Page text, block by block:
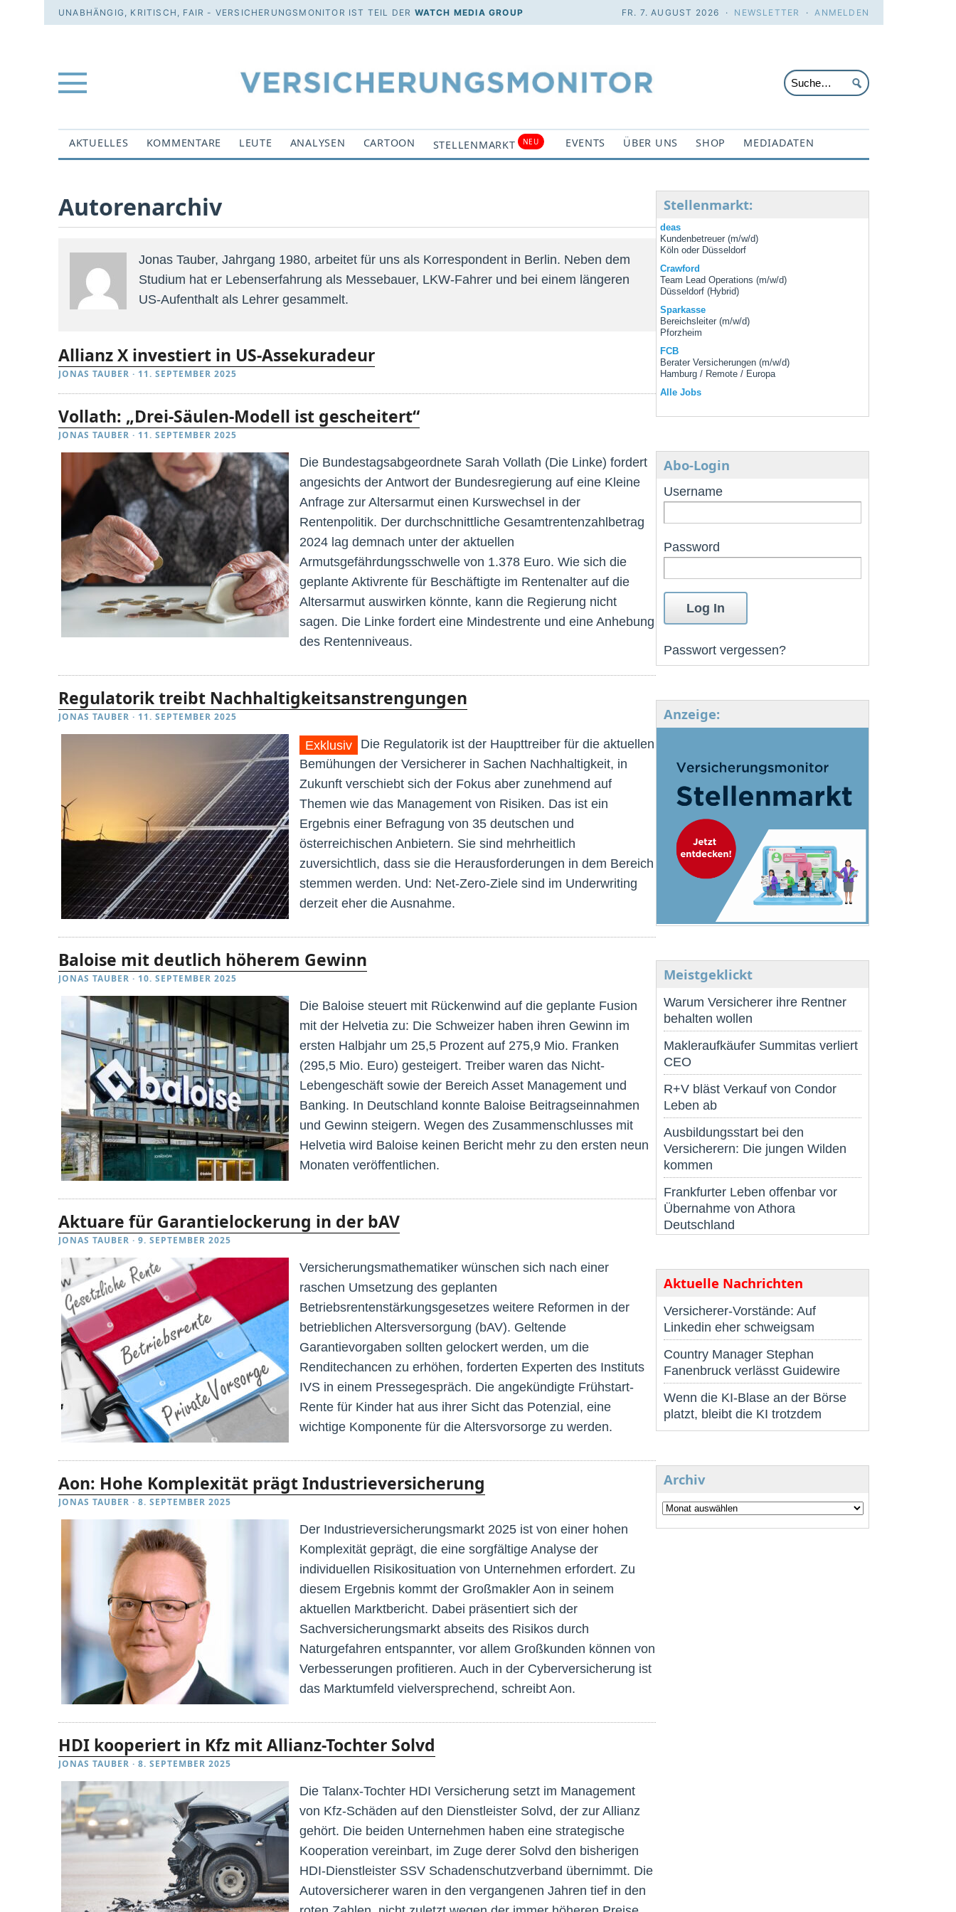
UNABHÄNGIG, KRITISCH, FAIR - VERSICHERUNGSMONITOR IST TEIL DER WATCH MEDIA GROUP FR. 7. AUGUST 2026 · NEWSLETTER ·ANMELDEN
AKTUELLES KOMMENTARE LEUTE ANALYSEN CARTOON STELLENMARKT NEU EVENTS ÜBER UNS SHOP MEDIADATEN
Autorenarchiv
Jonas Tauber, Jahrgang 1980, arbeitet für uns als Korrespondent in Berlin. Neben dem
Studium hat er Lebenserfahrung als Messebauer, LKW-Fahrer und bei einem längeren
US-Aufenthalt als Lehrer gesammelt.
Allianz X investiert in US-Assekuradeur
JONAS TAUBER · 11. SEPTEMBER 2025
Vollath: „Drei-Säulen-Modell ist gescheitert“
JONAS TAUBER · 11. SEPTEMBER 2025
Die Bundestagsabgeordnete Sarah Vollath (Die Linke) fordert
angesichts der Antwort der Bundesregierung auf eine Kleine
Anfrage zur Altersarmut einen Kurswechsel in der
Rentenpolitik. Der durchschnittliche Gesamtrentenzahlbetrag
2024 lag demnach unter der aktuellen
Armutsgefährdungsschwelle von 1.378 Euro. Wie sich die
geplante Aktivrente für Beschäftigte im Rentenalter auf die
Altersarmut auswirken könnte, kann die Regierung nicht
sagen. Die Linke fordert eine Mindestrente und eine Anhebung
des Rentenniveaus.
Regulatorik treibt Nachhaltigkeitsanstrengungen
JONAS TAUBER · 11. SEPTEMBER 2025
Exklusiv
Die Regulatorik ist der Haupttreiber für die aktuellen
Bemühungen der Versicherer in Sachen Nachhaltigkeit, in
Zukunft verschiebt sich der Fokus aber zunehmend auf
Themen wie das Management von Risiken. Das ist ein
Ergebnis einer Befragung von 35 deutschen und
österreichischen Anbietern. Sie sind mehrheitlich
zuversichtlich, dass sie die Herausforderungen in dem Bereich
stemmen werden. Und: Net-Zero-Ziele sind im Underwriting
derzeit eher die Ausnahme.
Baloise mit deutlich höherem Gewinn
JONAS TAUBER · 10. SEPTEMBER 2025
Die Baloise steuert mit Rückenwind auf die geplante Fusion
mit der Helvetia zu: Die Schweizer haben ihren Gewinn im
ersten Halbjahr um 25,5 Prozent auf 275,9 Mio. Franken
(295,5 Mio. Euro) gesteigert. Treiber waren das Nicht-
Lebengeschäft sowie der Bereich Asset Management und
Banking. In Deutschland konnte Baloise Beitragseinnahmen
und Gewinn steigern. Wegen des Zusammenschlusses mit
Helvetia wird Baloise keinen Bericht mehr zu den ersten neun
Monaten veröffentlichen.
Aktuare für Garantielockerung in der bAV
JONAS TAUBER · 9. SEPTEMBER 2025
Versicherungsmathematiker wünschen sich nach einer
raschen Umsetzung des geplanten
Betriebsrentenstärkungsgesetzes weitere Reformen in der
betrieblichen Altersversorgung (bAV). Geltende
Garantievorgaben sollten gelockert werden, um die
Renditechancen zu erhöhen, forderten Experten des Instituts
IVS in einem Pressegespräch. Die angekündigte Frühstart-
Rente für Kinder hat aus ihrer Sicht das Potenzial, eine
wichtige Komponente für die Altersvorsorge zu werden.
Aon: Hohe Komplexität prägt Industrieversicherung
JONAS TAUBER · 8. SEPTEMBER 2025
Der Industrieversicherungsmarkt 2025 ist von einer hohen
Komplexität geprägt, die eine sorgfältige Analyse der
individuellen Risikosituation von Unternehmen erfordert. Zu
diesem Ergebnis kommt der Großmakler Aon in seinem
aktuellen Marktbericht. Dabei präsentiert sich der
Sachversicherungsmarkt abseits des Risikos durch
Naturgefahren entspannter, vor allem Großkunden können von
Verbesserungen profitieren. Auch in der Cyberversicherung ist
das Marktumfeld vielversprechend, schreibt Aon.
HDI kooperiert in Kfz mit Allianz-Tochter Solvd
JONAS TAUBER · 8. SEPTEMBER 2025
Die Talanx-Tochter HDI Versicherung setzt im Management
von Kfz-Schäden auf den Dienstleister Solvd, der zur Allianz
gehört. Die beiden Unternehmen haben eine strategische
Kooperation vereinbart, im Zuge derer Solvd den bisherigen
HDI-Dienstleister SSV Schadenschutzverband übernimmt. Die
Autoversicherer waren in den vergangenen Jahren tief in den
Stellenmarkt:
deas
Kundenbetreuer (m/w/d)
Köln oder Düsseldorf
Crawford
Team Lead Operations (m/w/d)
Düsseldorf (Hybrid)
Sparkasse
Bereichsleiter (m/w/d)
Pforzheim
FCB
Berater Versicherungen (m/w/d)
Hamburg / Remote / Europa
Alle Jobs
Abo-Login
Username
Password
Passwort vergessen?
Anzeige:
Meistgeklickt
Warum Versicherer ihre Rentner
behalten wollen
Makleraufkäufer Summitas verliert
CEO
R+V bläst Verkauf von Condor
Leben ab
Ausbildungsstart bei den
Versicherern: Die jungen Wilden
kommen
Frankfurter Leben offenbar vor
Übernahme von Athora
Deutschland
Aktuelle Nachrichten
Versicherer-Vorstände: Auf
Linkedin eher schweigsam
Country Manager Stephan
Fanenbruck verlässt Guidewire
Wenn die KI-Blase an der Börse
platzt, bleibt die KI trotzdem
Archiv